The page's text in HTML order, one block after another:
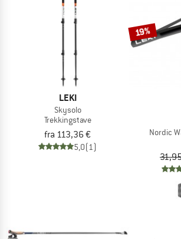
LEKI
Skysolo
Trekkingstave
fra 113,36 €
5,0(1)
19%
Nordic